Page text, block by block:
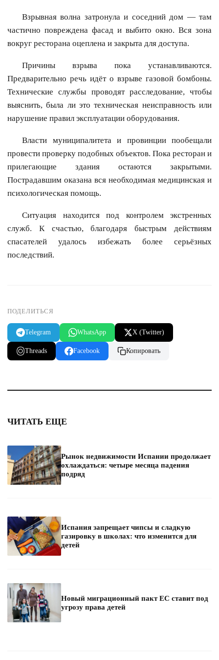
Взрывная волна затронула и соседний дом — там
частично повреждена фасад и выбито окно. Вся зона
вокруг ресторана оцеплена и закрыта для доступа.
Причины взрыва пока устанавливаются.
Предварительно речь идёт о взрыве газовой бомбоны.
Технические службы проводят расследование, чтобы
выяснить, была ли это техническая неисправность или
нарушение правил эксплуатации оборудования.
Власти муниципалитета и провинции пообещали
провести проверку подобных объектов. Пока ресторан и
прилегающие здания остаются закрытыми.
Пострадавшим оказана вся необходимая медицинская и
психологическая помощь.
Ситуация находится под контролем экстренных
служб. К счастью, благодаря быстрым действиям
спасателей удалось избежать более серьёзных
последствий.
ПОДЕЛИТЬСЯ
Telegram WhatsApp X (Twitter)
Threads Facebook Копировать
ЧИТАТЬ ЕЩЕ
Рынок недвижимости Испании продолжает
охлаждаться: четыре месяца падения
подряд
Испания запрещает чипсы и сладкую
газировку в школах: что изменится для
детей
Новый миграционный пакт ЕС ставит под
угрозу права детей